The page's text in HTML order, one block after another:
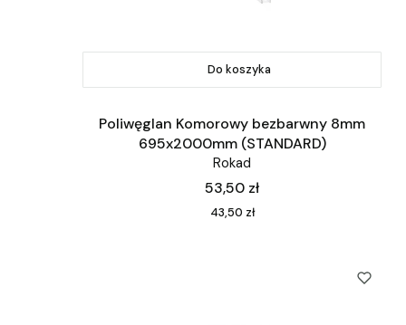
Do koszyka
Poliwęglan Komorowy bezbarwny 8mm
695x2000mm (STANDARD)
Rokad
Cena
53,50 zł
Cena
43,50 zł